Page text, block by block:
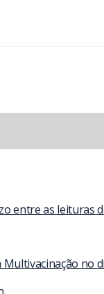
entre as leituras
no